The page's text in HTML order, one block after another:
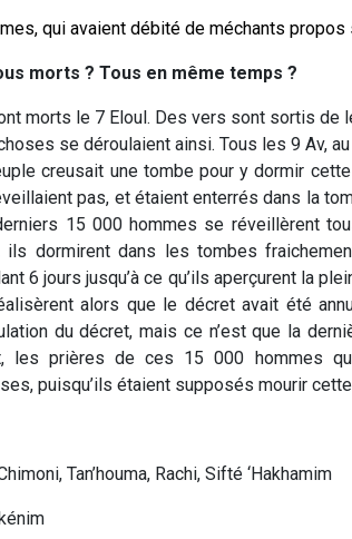
qui avaient débité de méchants
morts ? Tous en même temps ?
morts le 7 Eloul. Des vers sont sortis de
se déroulaient ainsi. Tous les 9 Av,
creusait une tombe pour y dormir
pas, et étaient enterrés dans la
15 000 hommes se réveillèrent
ils dormirent dans les tombes
6 jours jusqu’à ce qu’ils aperçurent la
alors que le décret avait été
du décret, mais ce n’est que la
les prières de ces 15 000 hommes
puisqu’ils étaient supposés mourir
Tan’houma, Rachi, Sifté ‘Hakhamim